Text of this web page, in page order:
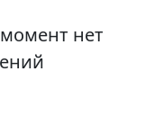
нет